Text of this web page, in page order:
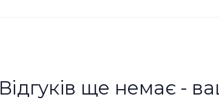
Відгуків ще немає -